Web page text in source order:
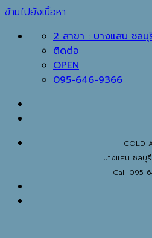
ข้ามไปยังเนื้อหา
2 สาขา : บางแสน ชลบุ
ติดต่อ
OPEN
095-646-9366
COLD
บางแสน ชลบุ
Call 095-